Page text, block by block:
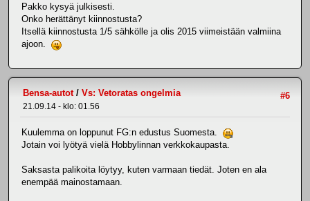
Pakko kysyä julkisesti.
Onko herättänyt kiinnostusta?
Itsellä kiinnostusta 1/5 sähkölle ja olis 2015 viimeistään valmiina
ajoon.
#6
Bensa-autot/ Vs: Vetoratas ongelmia
21.09.14 - klo: 01.56
Kuulemma on loppunut FG:n edustus Suomesta.
Jotain voi lyötyä vielä Hobbylinnan verkkokaupasta.
Saksasta palikoita löytyy, kuten varmaan tiedät. Joten en ala
enempää mainostamaan.